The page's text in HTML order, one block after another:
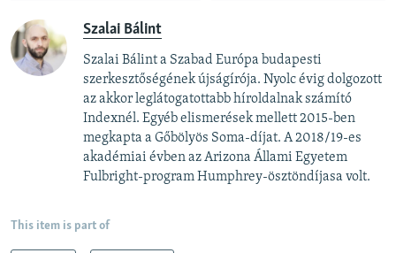
Szalai Bálint
Szalai Bálint a Szabad Európa budapesti
szerkesztőségének újságírója. Nyolc évig dolgozott
az akkor leglátogatottabb híroldalnak számító
Indexnél. Egyéb elismerések mellett 2015-ben
megkapta a Gőbölyös Soma-díjat. A 2018/19-es
akadémiai évben az Arizona Állami Egyetem
Fulbright-program Humphrey-ösztöndíjasa volt.
This item is part of